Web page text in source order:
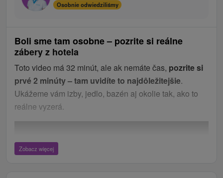
Osobnie odwiedziliśmy
Boli sme tam osobne – pozrite si reálne
zábery z hotela
Toto video má 32 minút, ale ak nemáte čas, pozrite si
prvé 2 minúty – tam uvidíte to najdôležitejšie.
Ukážeme vám izby, jedlo, bazén aj okolie tak, ako to
reálne vyzerá.
Zobacz więcej